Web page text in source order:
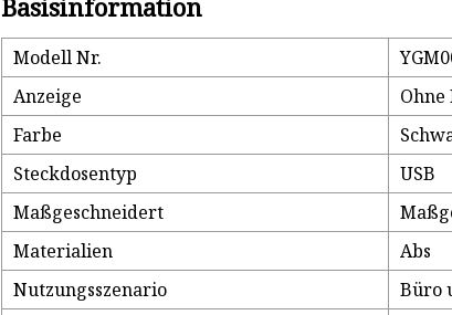
Basisinformation
Modell Nr.
Anzeige
Ohne
Farbe
Steckdosentyp
USB
Maßgeschneidert
Materialien
Abs
Nutzungsszenario
Büro